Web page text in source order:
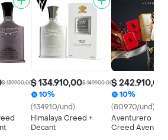
$ 139.900,00$ 134.910,00$ 149.900,00
10%
(134910/und)
Himalaya Creed +
Decant
$ 242.910,00
10%
(80970/und)
Aventurero
Creed Aventus